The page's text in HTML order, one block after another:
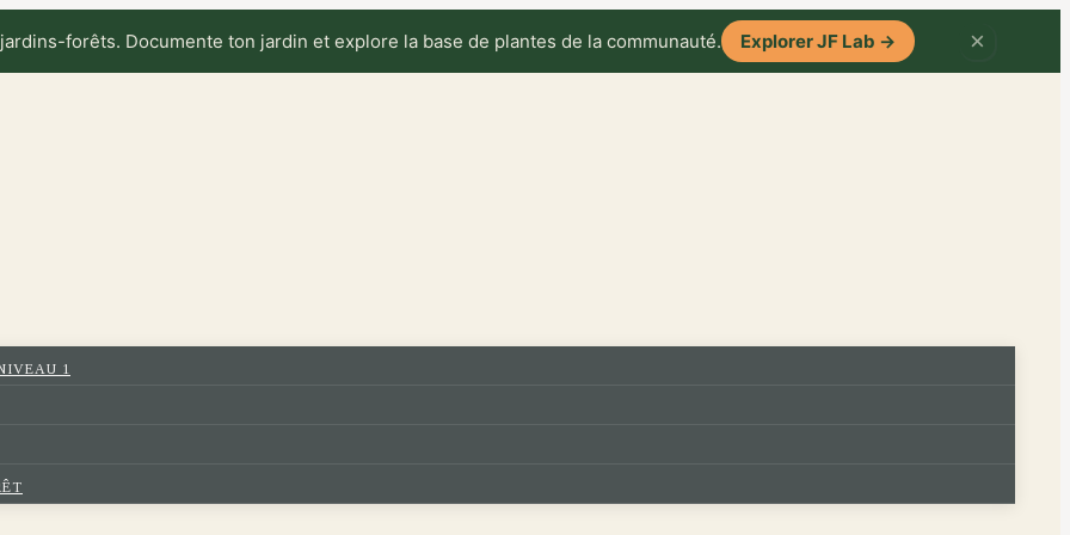
forêts. Documente ton jardin et explore la base de plantes de la communauté. Explorer JF Lab →
×
1